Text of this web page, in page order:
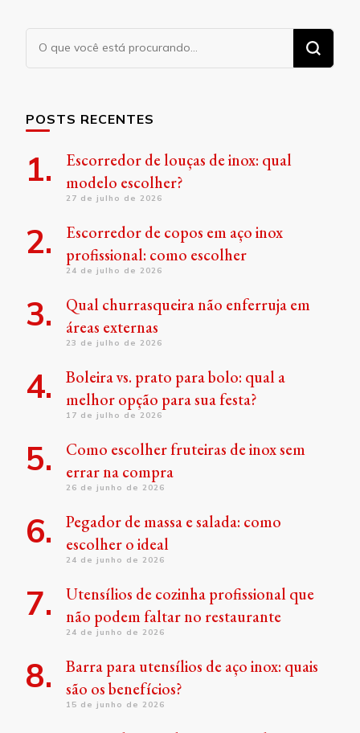
Procurando
algo?
POSTS RECENTES
Escorredor de louças de inox: qual
modelo escolher?
27 de julho de 2026
Escorredor de copos em aço inox
profissional: como escolher
24 de julho de 2026
Qual churrasqueira não enferruja em
áreas externas
23 de julho de 2026
Boleira vs. prato para bolo: qual a
melhor opção para sua festa?
17 de julho de 2026
Como escolher fruteiras de inox sem
errar na compra
26 de junho de 2026
Pegador de massa e salada: como
escolher o ideal
24 de junho de 2026
Utensílios de cozinha profissional que
não podem faltar no restaurante
24 de junho de 2026
Barra para utensílios de aço inox: quais
são os benefícios?
15 de junho de 2026